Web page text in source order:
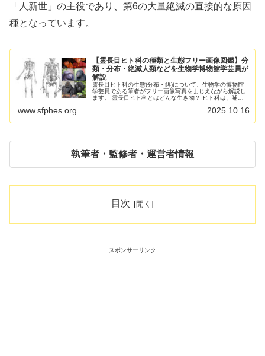
「人新世」の主役であり、第6の大量絶滅の直接的な原因
種となっています。
【霊長目ヒト科の種類と生態フリー画像図鑑】分
類・分布・絶滅人類などを生物学博物館学芸員が
解説
霊長目ヒト科の生態(分布・餌)について、生物学の博物館
学芸員である筆者がフリー画像写真をまじえながら解説し
ます。 霊長目ヒト科とはどんな生き物？ ヒト科は、哺乳
www.sfphes.org 2025.10.16
執筆者・監修者・運営者情報
目次
スポンサーリンク